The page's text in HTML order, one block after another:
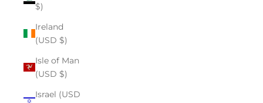
$)
Ireland
(USD $)
Isle of Man
(USD $)
Israel (USD